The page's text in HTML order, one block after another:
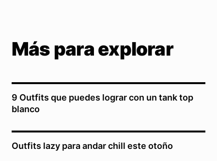
Más para explorar
9 Outfits que puedes lograr con un tank top
blanco
Outfits lazy para andar chill este otoño